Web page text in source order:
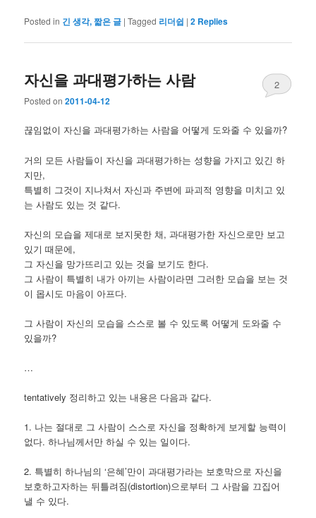
Posted in 긴 생각, 짧은 글 |Tagged 리더쉽 |2 Replies
자신을 과대평가하는 사람
Posted on2011-04-12
2
끊임없이 자신을 과대평가하는 사람을 어떻게 도와줄 수 있을까?
거의 모든 사람들이 자신을 과대평가하는 성향을 가지고 있긴 하
지만,
특별히 그것이 지나쳐서 자신과 주변에 파괴적 영향을 미치고 있
는 사람도 있는 것 같다.
자신의 모습을 제대로 보지못한 채, 과대평가한 자신으로만 보고
있기 때문에,
그 자신을 망가뜨리고 있는 것을 보기도 한다.
그 사람이 특별히 내가 아끼는 사람이라면 그러한 모습을 보는 것
이 몹시도 마음이 아프다.
그 사람이 자신의 모습을 스스로 볼 수 있도록 어떻게 도와줄 수
있을까?
…
tentatively 정리하고 있는 내용은 다음과 같다.
1. 나는 절대로 그 사람이 스스로 자신을 정확하게 보게할 능력이
없다. 하나님께서만 하실 수 있는 일이다.
2. 특별히 하나님의 ‘은혜’만이 과대평가라는 보호막으로 자신을
보호하고자하는 뒤틀려짐(distortion)으로부터 그 사람을 끄집어
낼 수 있다.